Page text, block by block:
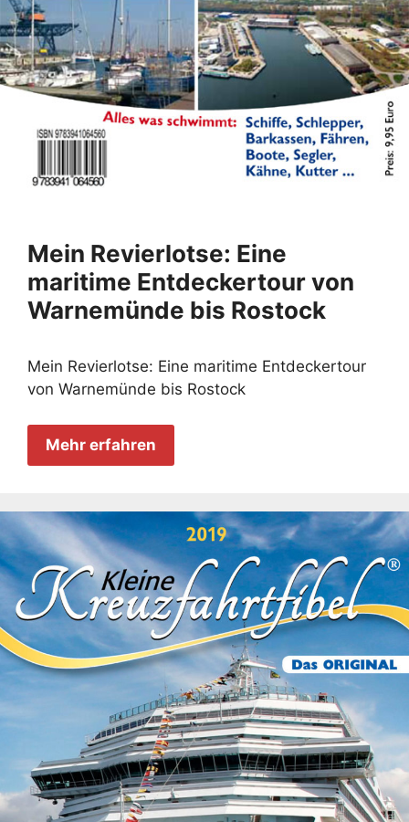
Mein Revierlotse: Eine
maritime Entdeckertour von
Warnemünde bis Rostock
Mein Revierlotse: Eine maritime Entdeckertour
von Warnemünde bis Rostock
Mehr erfahren